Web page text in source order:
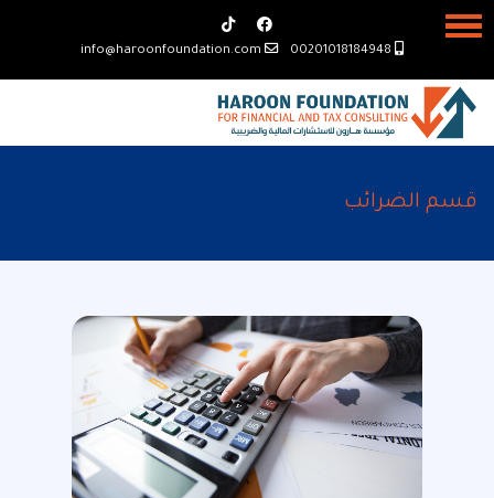
00201018184948
info@haroonfoundation.com
قسم الضرائب